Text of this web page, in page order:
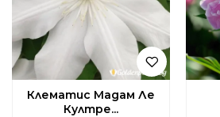
Клематис Мадам Ле
Култре...